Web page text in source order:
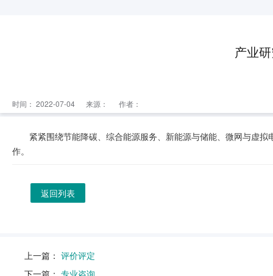
产业
时间： 2022-07-04 来源： 作者：
紧紧围绕节能降碳、综合能源服务、新能源与储能、微网与虚
作。
返回列表
上一篇： 评价评定
下一篇： 专业咨询